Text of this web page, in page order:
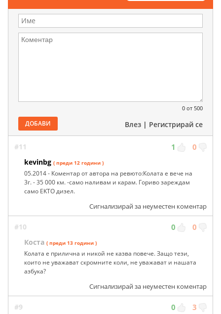
0 от 500
ДОБАВИ Влез | Регистрирай се
#11 1 0
kevinbg ( преди 12 години )
05.2014 - Коментар от автора на ревюто:Колата е вече на
3г. - 35 000 км. -само наливам и карам. Гориво зареждам
само EKTO дизел.
Сигнализирай за неуместен коментар
#10 0 0
Коста ( преди 13 години )
Колата е прилична и никой не казва повече. Защо тези,
които не уважават скромните коли, не уважават и нашата
азбука?
Сигнализирай за неуместен коментар
#9 0 3